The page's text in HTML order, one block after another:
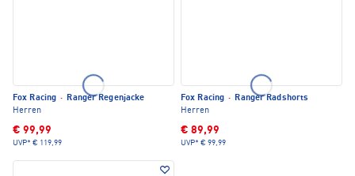
Fox Racing · Ranger Regenjacke
Herren
€ 99,99
UVP* € 119,99
Fox Racing · Ranger Radshorts
Herren
€ 89,99
UVP* € 99,99